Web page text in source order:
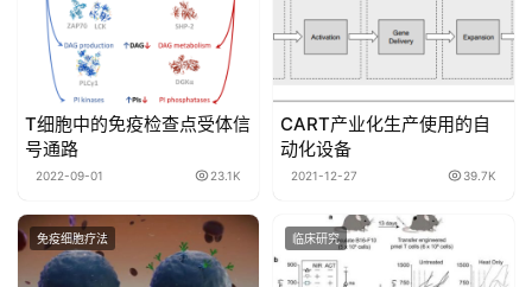
T细胞中的免疫检查点受体信
号通路
2022-09-01 23.1K
CART产业化生产使用的自
动化设备
2021-12-27 39.7K
免疫细胞疗法 临床研究